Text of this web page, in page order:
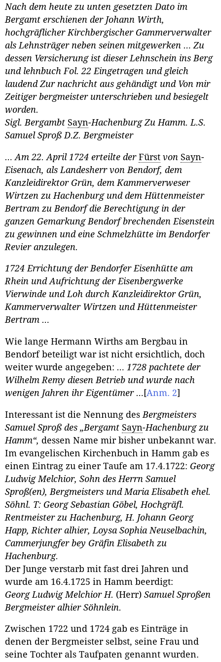
Nach dem heute zu unten gesetzten Dato im
Bergamt erschienen der Johann Wirth,
hochgräflicher Kirchbergischer Gammerverwalter
als Lehnsträger neben seinen mitgewerken … Zu
dessen Versicherung ist dieser Lehnschein ins Berg
und lehnbuch Fol. 22 Eingetragen und gleich
laudend Zur nachricht aus gehändigt und Von mir
Zeitiger bergmeister unterschrieben und besiegelt
worden.
Sigl. Bergambt Sayn-Hachenburg Zu Hamm. L.S.
Samuel Sproß D.Z. Bergmeister
… Am 22. April 1724 erteilte der Fürst von Sayn-
Eisenach, als Landesherr von Bendorf, dem
Kanzleidirektor Grün, dem Kammerverweser
Wirtzen zu Hachenburg und dem Hüttenmeister
Bertram zu Bendorf die Berechtigung in der
ganzen Gemarkung Bendorf brechenden Eisenstein
zu gewinnen und eine Schmelzhütte im Bendorfer
Revier anzulegen.
1724 Errichtung der Bendorfer Eisenhütte am
Rhein und Aufrichtung der Eisenbergwerke
Vierwinde und Loh durch Kanzleidirektor Grün,
Kammerverwalter Wirtzen und Hüttenmeister
Bertram …
Wie lange Hermann Wirths am Bergbau in
Bendorf beteiligt war ist nicht ersichtlich, doch
weiter wurde angegeben: … 1728 pachtete der
Wilhelm Remy diesen Betrieb und wurde nach
wenigen Jahren ihr Eigentümer … [Anm. 2]
Interessant ist die Nennung des Bergmeisters
Samuel Sproß des „Bergamt Sayn-Hachenburg zu
Hamm“, dessen Name mir bisher unbekannt war.
Im evangelischen Kirchenbuch in Hamm gab es
einen Eintrag zu einer Taufe am 17.4.1722: Georg
Ludwig Melchior, Sohn des Herrn Samuel
Sproß(en), Bergmeisters und Maria Elisabeth ehel.
Söhnl. T: Georg Sebastian Göbel, Hochgräfl.
Rentmeister zu Hachenburg, H. Johann Georg
Happ, Richter alhier, Loysa Sophia Neuselbachin,
Cammerjungfer bey Gräfin Elisabeth zu
Hachenburg.
Der Junge verstarb mit fast drei Jahren und
wurde am 16.4.1725 in Hamm beerdigt:
Georg Ludwig Melchior H. (Herr) Samuel Sproßen
Bergmeister alhier Söhnlein.
Zwischen 1722 und 1724 gab es Einträge in
denen der Bergmeister selbst, seine Frau und
seine Tochter als Taufpaten genannt wurden.